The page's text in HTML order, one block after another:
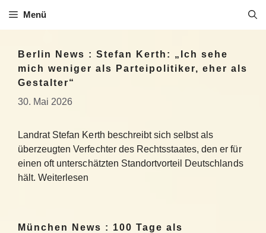
Inhalt
Menü
Berlin News : Stefan Kerth: „Ich sehe
mich weniger als Parteipolitiker, eher als
Gestalter“
30. Mai 2026
Landrat Stefan Kerth beschreibt sich selbst als
überzeugten Verfechter des Rechtsstaates, den er für
einen oft unterschätzten Standortvorteil Deutschlands
hält. Weiterlesen
München News : 100 Tage als